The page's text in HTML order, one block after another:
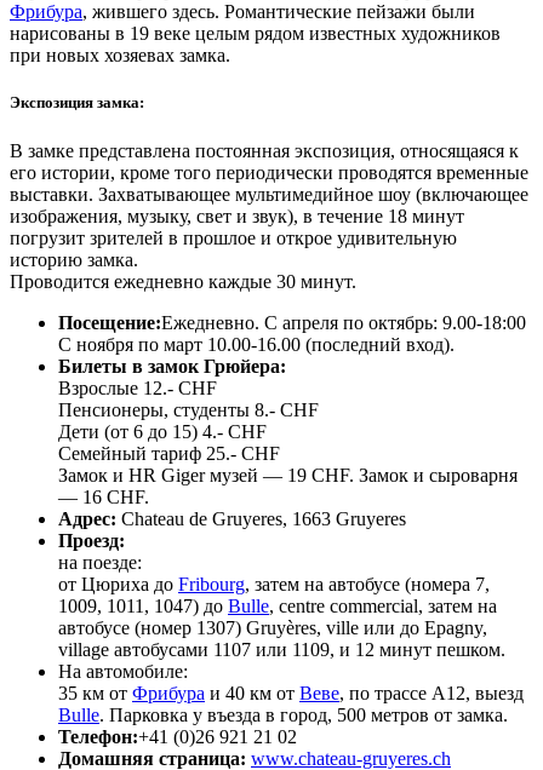
Фрибура, жившего здесь. Романтические пейзажи были
нарисованы в 19 веке целым рядом известных художников
при новых хозяевах замка.
Экспозиция замка:
В замке представлена постоянная экспозиция, относящаяся к
его истории, кроме того периодически проводятся временные
выставки. Захватывающее мультимедийное шоу (включающее
изображения, музыку, свет и звук), в течение 18 минут
погрузит зрителей в прошлое и открое удивительную
историю замка.
Проводится ежедневно каждые 30 минут.
Посещение:Ежедневно. С апреля по октябрь: 9.00-18:00
С ноября по март 10.00-16.00 (последний вход).
Билеты в замок Грюйера:
Взрослые 12.- CHF
Пенсионеры, студенты 8.- CHF
Дети (от 6 до 15) 4.- CHF
Семейный тариф 25.- CHF
Замок и HR Giger музей — 19 CHF. Замок и сыроварня
— 16 CHF.
Адрес: Chateau de Gruyeres, 1663 Gruyeres
Проезд:
на поезде:
от Цюриха до Fribourg, затем на автобусе (номера 7,
1009, 1011, 1047) до Bulle, centre commercial, затем на
автобусе (номер 1307) Gruyères, ville или до Epagny,
village автобусами 1107 или 1109, и 12 минут пешком.
На автомобиле:
35 км от Фрибура и 40 км от Веве, по трассе A12, выезд
Bulle. Парковка у въезда в город, 500 метров от замка.
Телефон:+41 (0)26 921 21 02
Домашняя страница: www.chateau-gruyeres.ch